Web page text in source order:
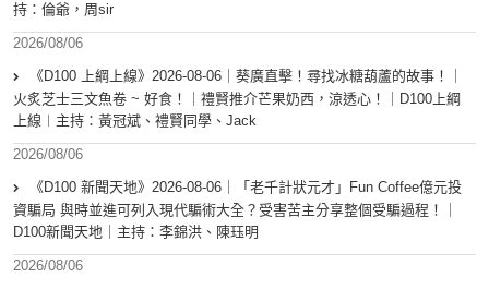
持：倫爺，周sir
2026/08/06
《D100 上綱上線》2026-08-06｜葵廣直擊！尋找冰糖葫蘆的故事！｜
火炙芝士三文魚卷 ~ 好食！｜禮賢推介芒果奶西，涼透心！｜D100上綱
上線︱主持：黃冠斌、禮賢同學、Jack
2026/08/06
《D100 新聞天地》2026-08-06｜「老千計狀元才」Fun Coffee億元投
資騙局 與時並進可列入現代騙術大全？受害苦主分享整個受騙過程！｜
D100新聞天地｜主持：李錦洪、陳珏明
2026/08/06